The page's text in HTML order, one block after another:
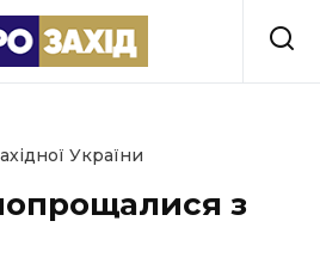
України
з